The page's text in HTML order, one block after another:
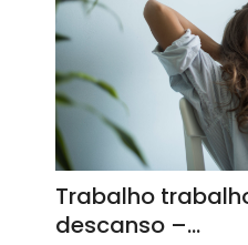
Trabalho
descanso –…